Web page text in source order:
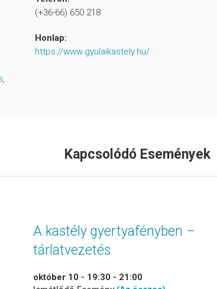
(+36-66) 650 218
Honlap:
https://www.gyulaikastely.hu/
Kapcsolódó Események
A kastély gyertyafényben –
tárlatvezetés
október 10 - 19:30 - 21:00